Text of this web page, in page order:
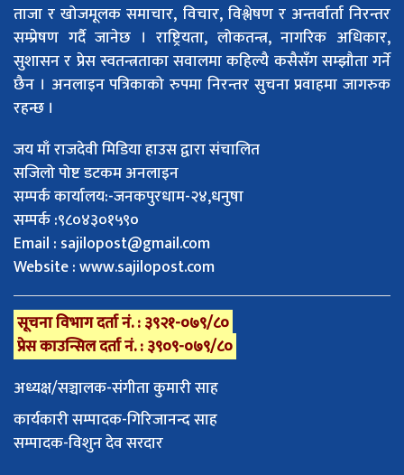
ताजा र खोजमूलक समाचार, विचार, विश्लेषण र अन्तर्वार्ता निरन्तर
सम्प्रेषण गर्दै जानेछ । राष्ट्रियता, लोकतन्त्र, नागरिक अधिकार,
सुशासन र प्रेस स्वतन्त्रताका सवालमा कहिल्यै कसैसँग सम्झौता गर्ने
छैन । अनलाइन पत्रिकाको रुपमा निरन्तर सुचना प्रवाहमा जागरुक
रहन्छ ।
जय माँ राजदेवी मिडिया हाउस द्वारा संचालित
सजिलो पोष्ट डटकम अनलाइन
सम्पर्क कार्यालय:-जनकपुरधाम-२४,धनुषा
सम्पर्क :९८०४३०१५९०
Email : sajilopost@gmail.com
Website : www.sajilopost.com
सूचना विभाग दर्ता नं. : ३९२१-०७९/८०
प्रेस काउन्सिल दर्ता नं. : ३९०९-०७९/८०
अध्यक्ष/सञ्चालक-संगीता कुमारी साह
कार्यकारी सम्पादक-गिरिजानन्द साह
सम्पादक-विशुन देव सरदार